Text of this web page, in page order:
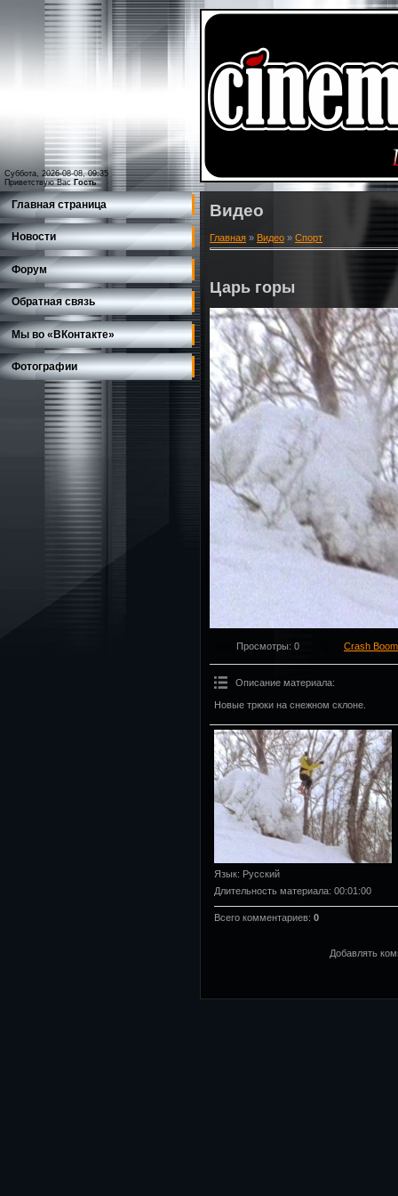
Суббота, 2026-08-08, 09:35
Приветствую Вас Гость
Главная страница
Новости
Форум
Обратная связь
Мы во «ВКонтакте»
Фотографии
Видео
Главная » Видео » Спорт
Царь горы
Просмотры: 0 Crash
Описание материала:
Новые трюки на снежном склоне.
Язык: Русский
Длительность материала: 00:01:00
Всего комментариев: 0
Добавлять